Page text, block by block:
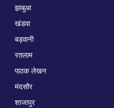
झाबुआ
खंडवा
बड़वानी
रतलाम
पाठक लेखन
मंदसौर
शाजापुर